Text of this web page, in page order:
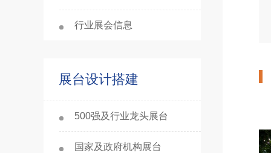
行业展会信息
展台设计搭建
500强及行业龙头展台
国家及政府机构展台